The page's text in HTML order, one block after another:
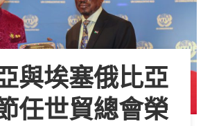
與埃塞俄比亞
任世貿總會榮